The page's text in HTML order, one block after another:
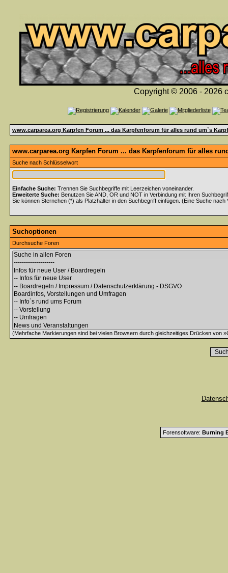
Copyright © 2006 - 2026
www.carparea.org Karpfen Forum ... das Karpfenforum für alles rund um`s
www.carparea.org Karpfen Forum ... das Karpfenforum für alles
Suche nach Schlüsselwort
Einfache Suche: Trennen Sie Suchbegriffe mit Leerzeichen voneinander.
Erweiterte Suche: Benutzen Sie AND, OR und NOT in Verbindung mit Ihren
Sie können Sternchen (*) als Platzhalter in den Suchbegriff einfügen. (Eine Suche
Suchoptionen
Durchsuche Foren
(Mehrfache Markierungen sind bei vielen Browsern durch gleichzeitiges Drücken von
Forensoftware: Burning